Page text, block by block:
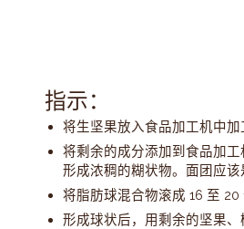
指示：
将生坚果放入食品加工机中加
将剩余的成分添加到食品加
形成浓稠的糊状物。面团应该
将脂肪球混合物滚成 16 至 20
形成球状后，用剩余的坚果